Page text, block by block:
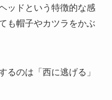
ッドという特徴的な感
も帽子やカツラをかぶ
るのは「西に逃げる」